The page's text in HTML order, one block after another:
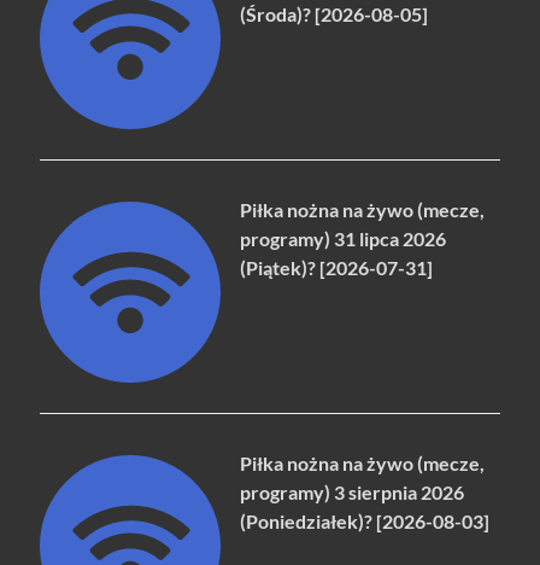
(Środa)? [2026-08-05]
Piłka nożna na żywo (mecze,
programy) 31 lipca 2026
(Piątek)? [2026-07-31]
Piłka nożna na żywo (mecze,
programy) 3 sierpnia 2026
(Poniedziałek)? [2026-08-03]